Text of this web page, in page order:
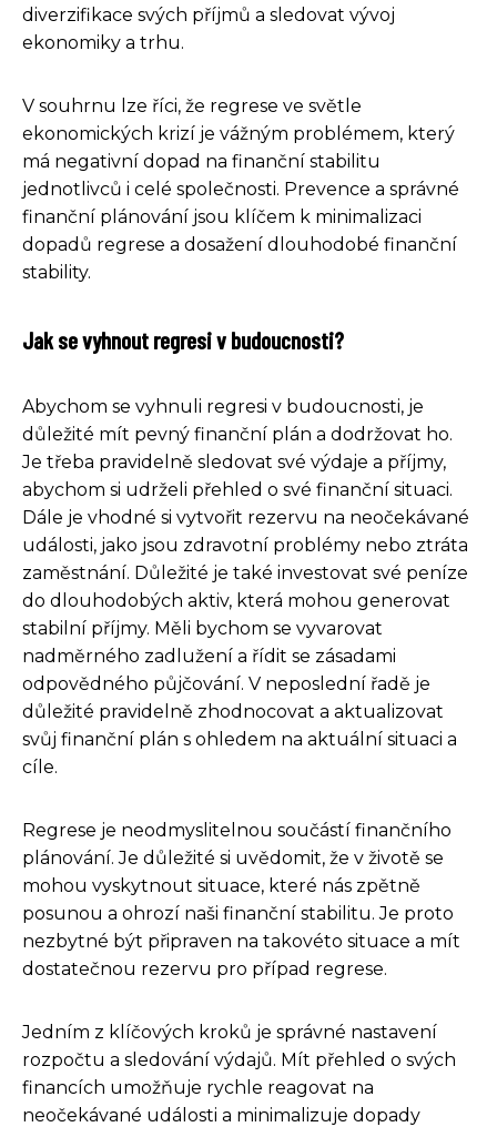
diverzifikace svých příjmů a sledovat vývoj
ekonomiky a trhu.
V souhrnu lze říci, že regrese ve světle
ekonomických krizí je vážným problémem, který
má negativní dopad na finanční stabilitu
jednotlivců i celé společnosti. Prevence a správné
finanční plánování jsou klíčem k minimalizaci
dopadů regrese a dosažení dlouhodobé finanční
stability.
Jak se vyhnout regresi v budoucnosti?
Abychom se vyhnuli regresi v budoucnosti, je
důležité mít pevný finanční plán a dodržovat ho.
Je třeba pravidelně sledovat své výdaje a příjmy,
abychom si udrželi přehled o své finanční situaci.
Dále je vhodné si vytvořit rezervu na neočekávané
události, jako jsou zdravotní problémy nebo ztráta
zaměstnání. Důležité je také investovat své peníze
do dlouhodobých aktiv, která mohou generovat
stabilní příjmy. Měli bychom se vyvarovat
nadměrného zadlužení a řídit se zásadami
odpovědného půjčování. V neposlední řadě je
důležité pravidelně zhodnocovat a aktualizovat
svůj finanční plán s ohledem na aktuální situaci a
cíle.
Regrese je neodmyslitelnou součástí finančního
plánování. Je důležité si uvědomit, že v životě se
mohou vyskytnout situace, které nás zpětně
posunou a ohrozí naši finanční stabilitu. Je proto
nezbytné být připraven na takovéto situace a mít
dostatečnou rezervu pro případ regrese.
Jedním z klíčových kroků je správné nastavení
rozpočtu a sledování výdajů. Mít přehled o svých
financích umožňuje rychle reagovat na
neočekávané události a minimalizuje dopady